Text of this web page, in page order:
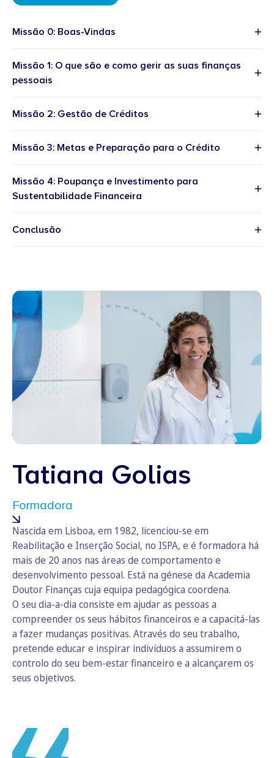
Missão 0: Boas-Vindas
Missão 1: O que são e como gerir as suas finanças
pessoais
Missão 2: Gestão de Créditos
Missão 3: Metas e Preparação para o Crédito
Missão 4: Poupança e Investimento para
Sustentabilidade Financeira
Conclusão
Tatiana Golias
Formadora
Nascida em Lisboa, em 1982, licenciou-se em
Reabilitação e Inserção Social, no ISPA, e é formadora há
mais de 20 anos nas áreas de comportamento e
desenvolvimento pessoal. Está na génese da Academia
Doutor Finanças cuja equipa pedagógica coordena.
O seu dia-a-dia consiste em ajudar as pessoas a
compreender os seus hábitos financeiros e a capacitá-las
a fazer mudanças positivas. Através do seu trabalho,
pretende educar e inspirar indivíduos a assumirem o
controlo do seu bem-estar financeiro e a alcançarem os
seus objetivos.